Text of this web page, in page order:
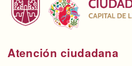
Atención ciudadana